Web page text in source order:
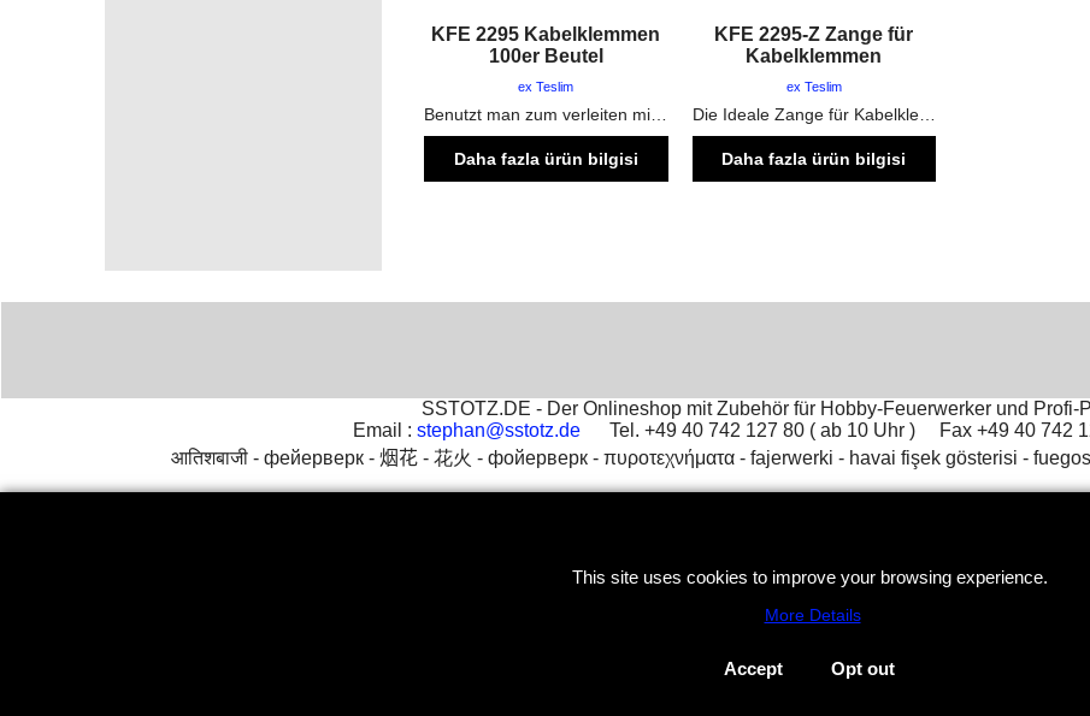
KFE 2295 Kabelklemmen
100er Beutel
ex Teslim
Daha fazla ürün bilgisi
KFE 2295-Z Zange für
Kabelklemmen
ex Teslim
Die Ideale Zange für Kabelklemmen. Quetschbereich und Schneidebereich vorhanden
Daha fazla ürün bilgisi
SSTOTZ.DE - Der Onlineshop mit Zubehör für Hobby-Feuerwerker und Profi-
Email : stephan@sstotz.de Tel. +49 40 742 127 80 ( ab 10 Uhr ) Fax +49 40 742
आतिशबाजी - фейерверк - 烟花 - 花火 - фойерверк - πυροτεχνήματα - fajerwerki - havai fişek gösterisi -
This site uses cookies to improve your browsing experience.
More Details
Accept Opt out